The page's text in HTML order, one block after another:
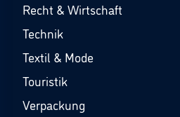
Recht & Wirtschaft
Technik
Textil & Mode
Touristik
Verpackung